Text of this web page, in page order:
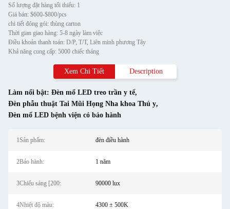
Số lượng đặt hàng tối thiểu: 1
Giá bán: $600-$800/pcs
chi tiết đóng gói: thùng carton
Thời gian giao hàng: 5-8 ngày làm việc
Điều khoản thanh toán: D/P, T/T, Liên minh phương Tây
Khả năng cung cấp: 5000 chiếc tháng
Xem Chi Tiết Description
Làm nổi bật: Đèn mổ LED treo trần y tế,
Đèn phẫu thuật Tai Mũi Họng Nha khoa Thú y,
Đèn mổ LED bệnh viện có bảo hành
1Sản phẩm: đèn điều hành
2Bảo hành: 1 năm
3Chiếu sáng [200: 90000 lux
4Nhiệt độ màu: 4300 ± 500K